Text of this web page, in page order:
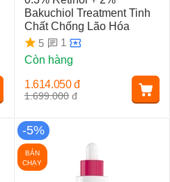
Bakuchiol Treatment Tinh
Chất Chống Lão Hóa
5
1
Còn hàng
1.699.000 đ
1.614.050 đ
-5%
BÁN
CHẠY